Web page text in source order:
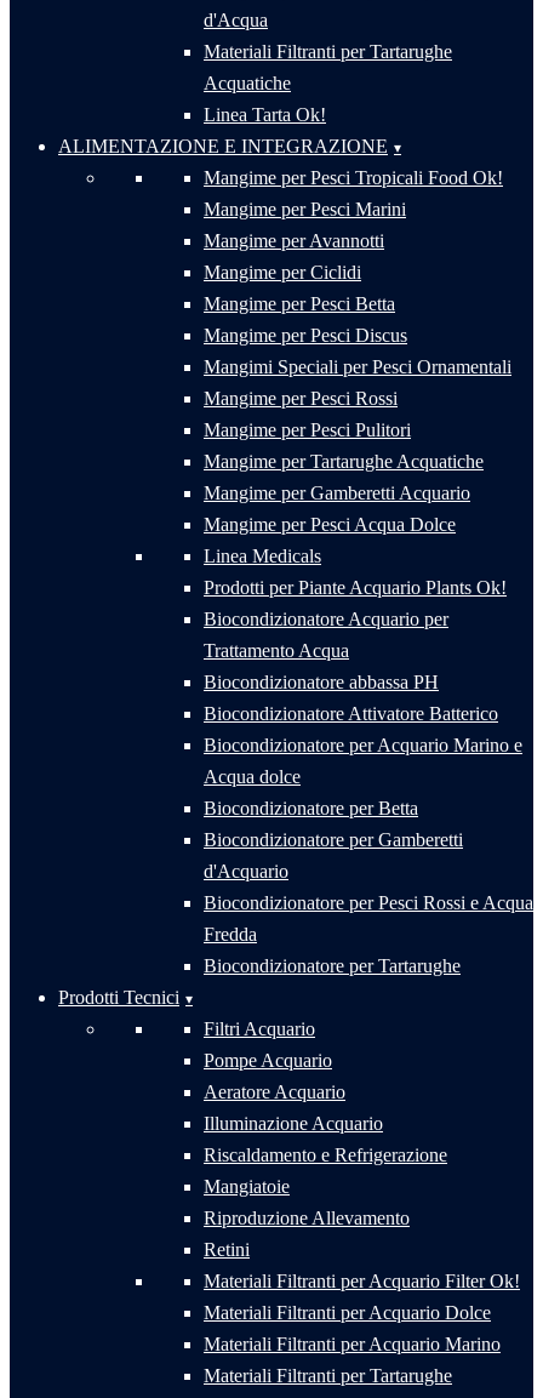
d'Acqua
Materiali Filtranti per Tartarughe
Acquatiche
Linea Tarta Ok!
ALIMENTAZIONE E INTEGRAZIONE
Mangime per Pesci Tropicali Food Ok!
Mangime per Pesci Marini
Mangime per Avannotti
Mangime per Ciclidi
Mangime per Pesci Betta
Mangime per Pesci Discus
Mangimi Speciali per Pesci Ornamentali
Mangime per Pesci Rossi
Mangime per Pesci Pulitori
Mangime per Tartarughe Acquatiche
Mangime per Gamberetti Acquario
Mangime per Pesci Acqua Dolce
Linea Medicals
Prodotti per Piante Acquario Plants Ok!
Biocondizionatore Acquario per
Trattamento Acqua
Biocondizionatore abbassa PH
Biocondizionatore Attivatore Batterico
Biocondizionatore per Acquario Marino e
Acqua dolce
Biocondizionatore per Betta
Biocondizionatore per Gamberetti
d'Acquario
Biocondizionatore per Pesci Rossi e Acqua
Fredda
Biocondizionatore per Tartarughe
Prodotti Tecnici
Filtri Acquario
Pompe Acquario
Aeratore Acquario
Illuminazione Acquario
Riscaldamento e Refrigerazione
Mangiatoie
Riproduzione Allevamento
Retini
Materiali Filtranti per Acquario Filter Ok!
Materiali Filtranti per Acquario Dolce
Materiali Filtranti per Acquario Marino
Materiali Filtranti per Tartarughe